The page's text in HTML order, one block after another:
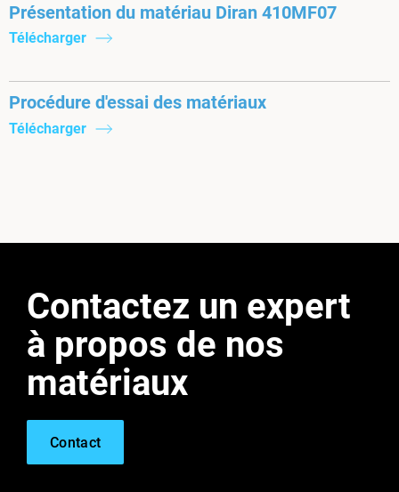
Présentation du matériau Diran 410MF07
Télécharger
Procédure d'essai des matériaux
Télécharger
Contactez un expert
à propos de nos
matériaux
Contact